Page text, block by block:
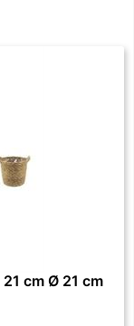
cm Ø 21 cm